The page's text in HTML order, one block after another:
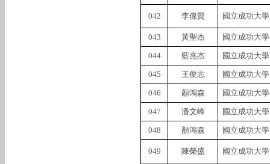
042 李偉賢 國立成功大學
043 黃聖杰 國立成功大學
044 藍兆杰 國立成功大學
045 王俊志 國立成功大學
046 顏鴻森 國立成功大學
047 潘文峰 國立成功大學
048 顏鴻森 國立成功大學
049 陳榮盛 國立成功大學